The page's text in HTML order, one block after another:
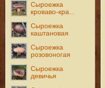
Сыроежка
кроваво-кра...
Сыроежка
каштановая
Сыроежка
розовоногая
Сыроежка
девичья